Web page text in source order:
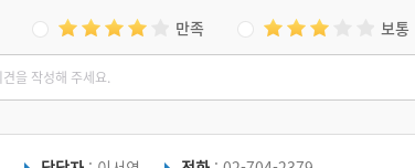
만족 보통